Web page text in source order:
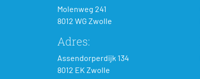
Molenweg 241
8012 WG Zwolle
Adres:
Assendorperdijk 134
8012 EK Zwolle